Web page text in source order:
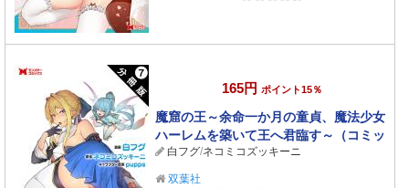
165円 ポイント15％
魔窟の王～余命一か月の童貞、魔法少女
ハーレムを築いて王へ君臨す～（コミッ
ク） 分冊版 ： 7
白フグ/ネコミコズッキーニ
双葉社